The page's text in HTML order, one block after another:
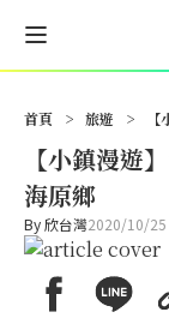
首頁 > 旅遊 >
【小鎮漫遊
海原鄉
By欣台灣2020/10/25